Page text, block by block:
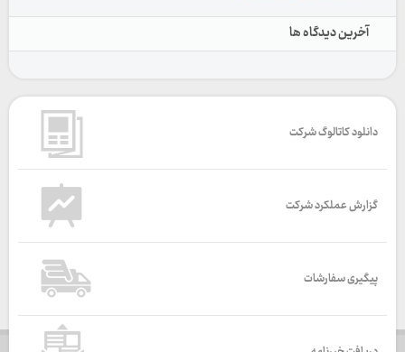
آخرین دیدگاه ها
دانلود کاتالوگ شرکت
گزارش عملکرد شرکت
پیگیری سفارشات